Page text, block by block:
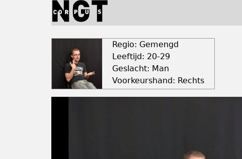
Regio: Gemengd
Leeftijd: 20-29
Geslacht: Man
Voorkeurshand: Rechts